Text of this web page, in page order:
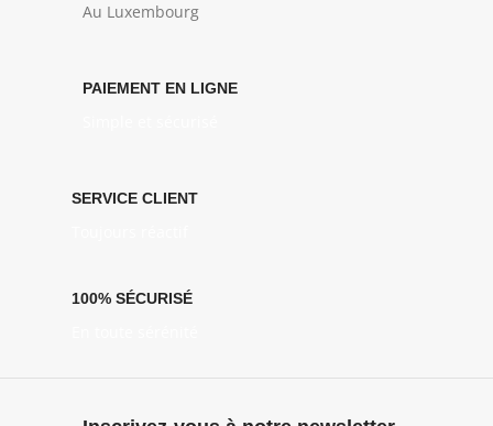
Au Luxembourg
PAIEMENT EN LIGNE
SERVICE CLIENT
100% SÉCURISÉ